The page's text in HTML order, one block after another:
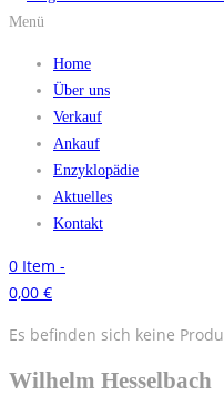
Menü
Home
Über uns
Verkauf
Ankauf
Enzyklopädie
Aktuelles
Kontakt
0 Item -
0,00 €
Es befinden sich keine
Wilhelm Hesselbach